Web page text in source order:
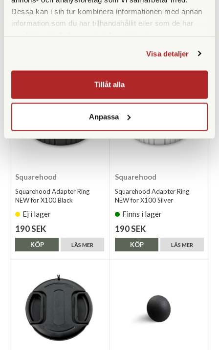
Dessa kan i sin tur kombinera informationen med annan
information som du har tillhandahållit eller som de har
Visa detaljer
Tillåt alla
Anpassa
Squarehood
Squarehood Adapter Ring
NEW for X100 Black
Ej i lager
190 SEK
LÄS MER
KÖP
Squarehood
Squarehood Adapter Ring
NEW for X100 Silver
Finns i lager
190 SEK
LÄS MER
KÖP